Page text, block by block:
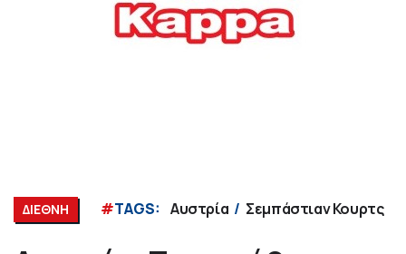
ΔΙΕΘΝΗ #TAGS: Αυστρία Σεμπάστιαν Κουρτς